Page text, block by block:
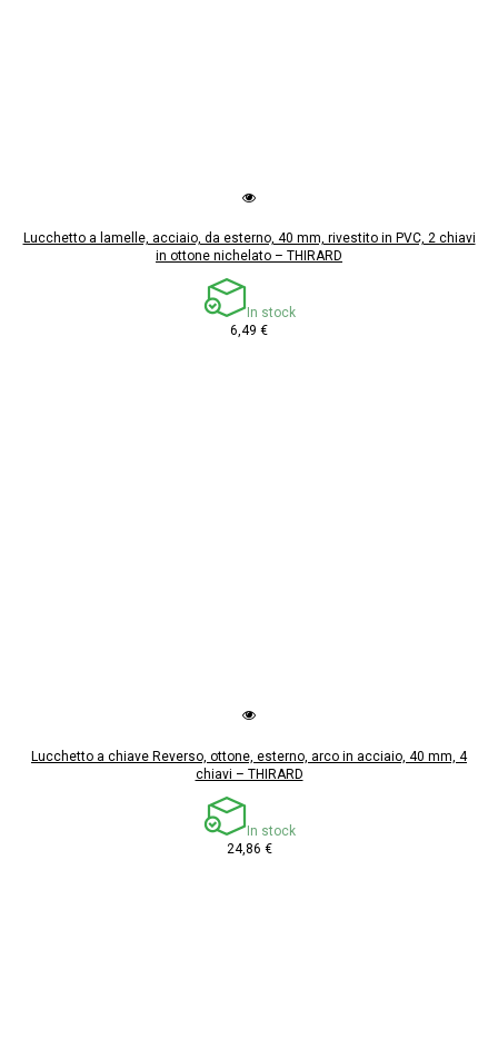
Lucchetto a lamelle, acciaio, da esterno, 40 mm, rivestito in PVC, 2 chiavi
in ottone nichelato – THIRARD
In stock
6,49 €
Lucchetto a chiave Reverso, ottone, esterno, arco in acciaio, 40 mm, 4
chiavi – THIRARD
In stock
24,86 €